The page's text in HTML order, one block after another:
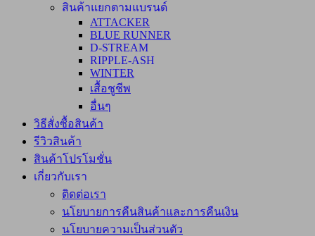
สินค้าแยกตามแบรนด์
ATTACKER
BLUE RUNNER
D-STREAM
RIPPLE-ASH
WINTER
เสื้อชูชีพ
อื่นๆ
วิธีสั่งซื้อสินค้า
รีวิวสินค้า
สินค้าโปรโมชั่น
เกี่ยวกับเรา
ติดต่อเรา
นโยบายการคืนสินค้าและการคืนเงิน
นโยบายความเป็นส่วนตัว